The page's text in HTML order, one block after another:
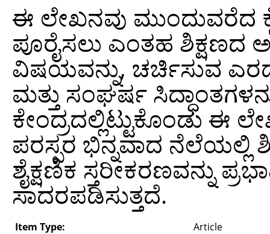
ಈ ಲೇಖನವು ಮುಂದುವರೆದ
ಪೂರೈಸಲು ಎಂತಹ ಶಿಕ್ಷಣದ
ವಿಷಯವನ್ನು, ಚರ್ಚಿಸುವ
ಮತ್ತು ಸಂಘರ್ಷ
ಕೇಂದ್ರದಲ್ಲಿಟ್ಟುಕೊಂಡು ಈ
ಪರಸ್ಪರ ಭಿನ್ನವಾದ ನೆಲೆಯಲ್ಲಿ
ಶೈಕ್ಷಣಿಕ ಸ್ತರೀಕರಣವನ್ನು
ಸಾದರಪಡಿಸುತ್ತದೆ.
Item Type:
Article